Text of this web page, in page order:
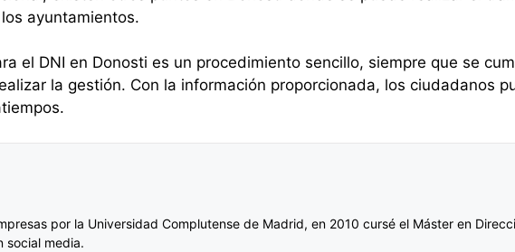
ayuntamientos.
el DNI en Donosti es un procedimiento sencillo, siempre que se
la gestión. Con la información proporcionada, los ciudadanos
por la Universidad Complutense de Madrid, en 2010 cursé el Máster en
social media.